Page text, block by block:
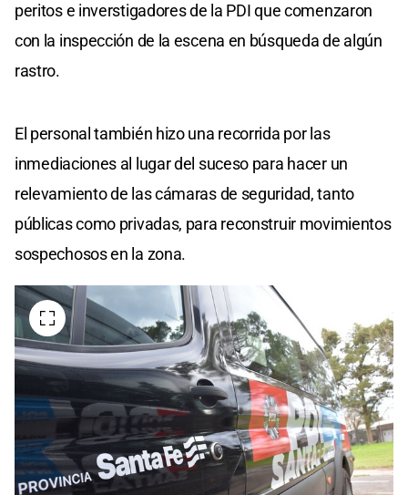
peritos e inverstigadores de la PDI que comenzaron
con la inspección de la escena en búsqueda de algún
rastro.
El personal también hizo una recorrida por las
inmediaciones al lugar del suceso para hacer un
relevamiento de las cámaras de seguridad, tanto
públicas como privadas, para reconstruir movimientos
sospechosos en la zona.